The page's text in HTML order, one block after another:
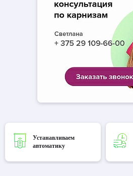
Устанавливаем
автоматику